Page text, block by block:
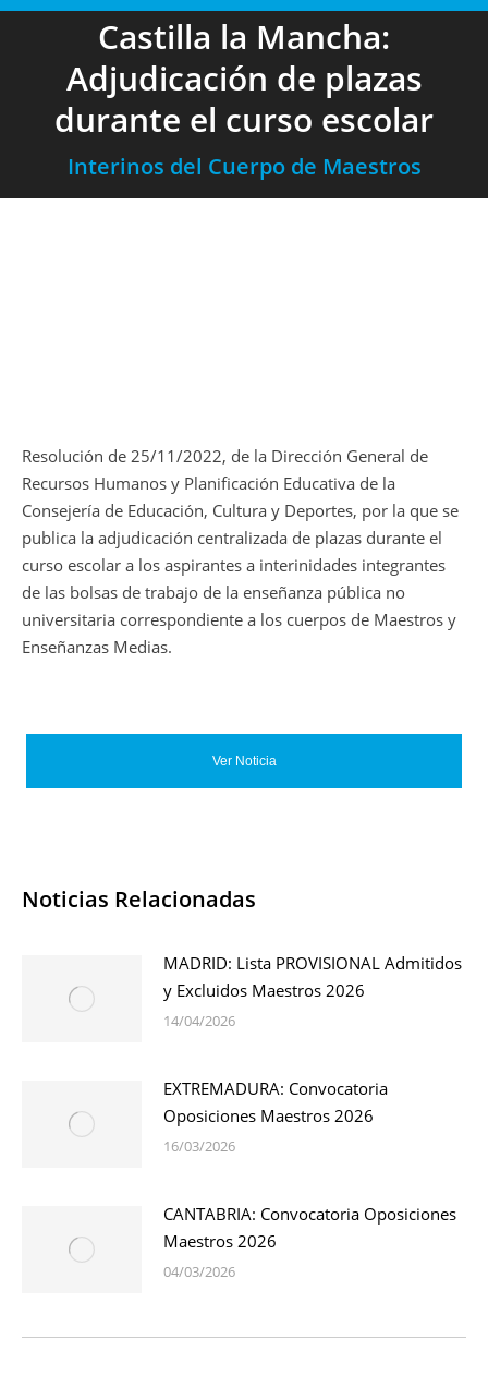
Castilla la Mancha:
Adjudicación de plazas
durante el curso escolar
Interinos del Cuerpo de Maestros
Resolución de 25/11/2022, de la Dirección General de
Recursos Humanos y Planificación Educativa de la
Consejería de Educación, Cultura y Deportes, por la que se
publica la adjudicación centralizada de plazas durante el
curso escolar a los aspirantes a interinidades integrantes
de las bolsas de trabajo de la enseñanza pública no
universitaria correspondiente a los cuerpos de Maestros y
Enseñanzas Medias.
Ver Noticia
Noticias Relacionadas
MADRID: Lista PROVISIONAL Admitidos
y Excluidos Maestros 2026
14/04/2026
EXTREMADURA: Convocatoria
Oposiciones Maestros 2026
16/03/2026
CANTABRIA: Convocatoria Oposiciones
Maestros 2026
04/03/2026